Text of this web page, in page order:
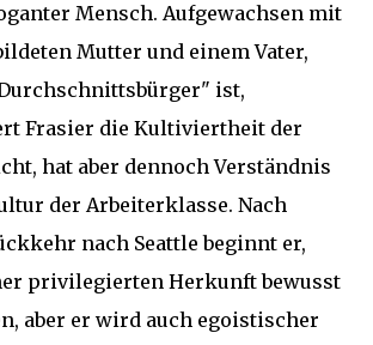
Mensch. Aufgewachsen mit
Mutter und einem Vater,
ist,
Frasier die Kultiviertheit der
hat aber dennoch Verständnis
der Arbeiterklasse. Nach
nach Seattle beginnt er,
privilegierten Herkunft bewusst
aber er wird auch egoistischer